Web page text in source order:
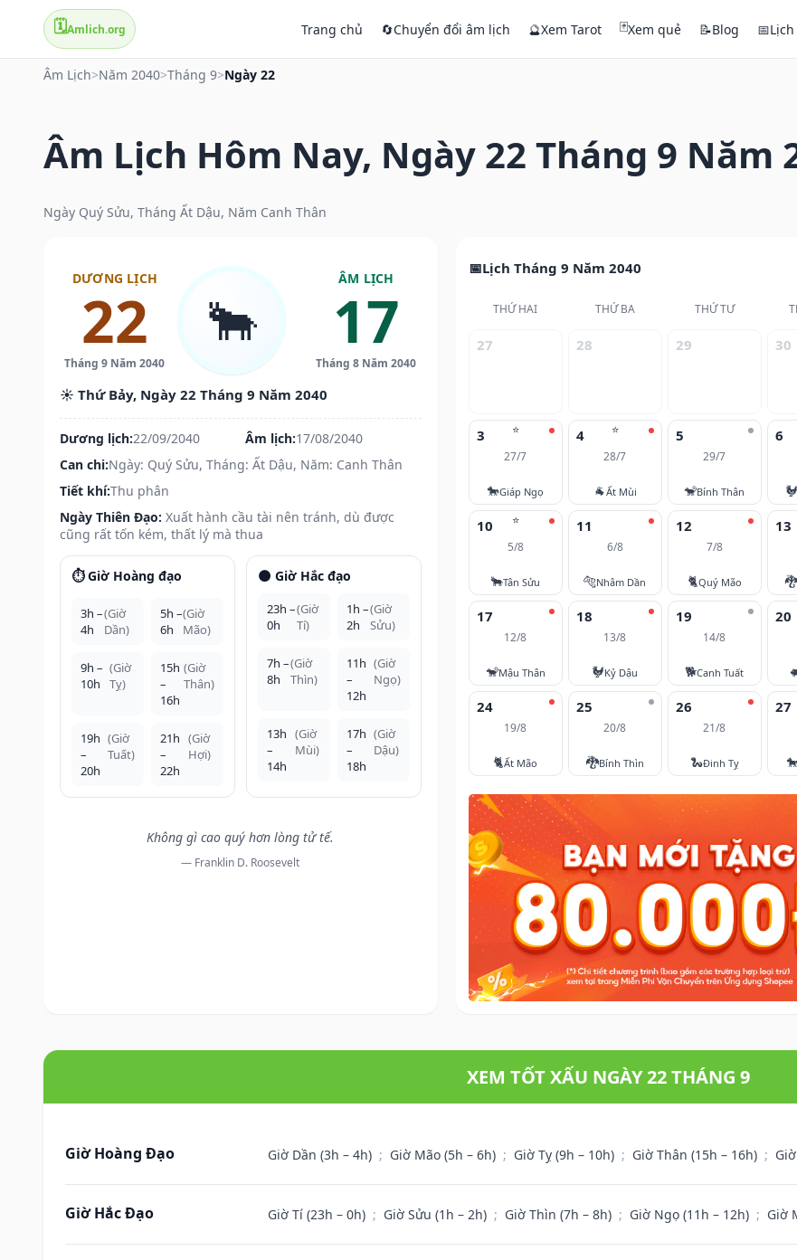
🗓️Amlich.org Trang chủ 🔄Chuyển đổi âm lịch 🔮Xem Tarot 🃏Xem quẻ 📝Blog 📅
Âm Lịch>Năm 2040>Tháng 9>Ngày 22
Âm Lịch Hôm Nay, Ngày 22 Tháng 9 Năm
Ngày Quý Sửu, Tháng Ất Dậu, Năm Canh Thân
DƯƠNG LỊCH
22
Tháng 9 Năm 2040
🐂
ÂM LỊCH
17
Tháng 8 Năm 2040
☀️ Thứ Bảy, Ngày 22 Tháng 9 Năm 2040
Dương lịch:22/09/2040 Âm lịch:17/08/2040
Can chi:Ngày: Quý Sửu, Tháng: Ất Dậu, Năm: Canh Thân
Tiết khí:Thu phân
Ngày Thiên Đạo: Xuất hành cầu tài nên tránh, dù được
cũng rất tốn kém, thất lý mà thua
⏱️ Giờ Hoàng đạo
3h –
4h
(Giờ
Dần)
5h –
6h
(Giờ
Mão)
9h –
10h
(Giờ
Tỵ)
15h
–
16h
(Giờ
Thân)
19h
–
20h
(Giờ
Tuất)
21h
–
22h
(Giờ
Hợi)
🌑 Giờ Hắc đạo
23h –
0h
(Giờ
Tí)
1h –
2h
(Giờ
Sửu)
7h –
8h
(Giờ
Thìn)
11h
–
12h
(Giờ
Ngọ)
13h
–
14h
(Giờ
Mùi)
17h
–
18h
(Giờ
Dậu)
Không gì cao quý hơn lòng tử tế.
— Franklin D. Roosevelt
Lịch Tháng 9 Năm 2040
THỨ HAI THỨ BA THỨ TƯ
27 28 29 30
⭐
3
27/7
🐎Giáp Ngọ
⭐
4
28/7
🐐Ất Mùi
5
29/7
🐒Bính Thân
6
⭐
10
5/8
🐂Tân Sửu
11
6/8
🐅Nhâm Dần
12
7/8
🐈Quý Mão
13
🐉
17
12/8
🐒Mậu Thân
18
13/8
🐓Kỷ Dậu
19
14/8
🐕Canh Tuất
20
24
19/8
🐈Ất Mão
25
20/8
🐉Bính Thìn
26
21/8
🐍Đinh Tỵ
27
XEM TỐT XẤU NGÀY 22 THÁNG 9
Giờ Hoàng Đạo Giờ Dần (3h – 4h) ; Giờ Mão (5h – 6h) ; Giờ Tỵ (9h – 10h) ; Giờ Thân (15h – 16h) ;
Giờ Hắc Đạo Giờ Tí (23h – 0h) ; Giờ Sửu (1h – 2h) ; Giờ Thìn (7h – 8h) ; Giờ Ngọ (11h – 12h) ; Giờ